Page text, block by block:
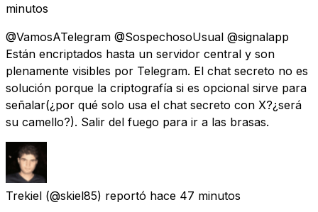
minutos
@VamosATelegram @SospechosoUsual @signalapp
Están encriptados hasta un servidor central y son
plenamente visibles por Telegram. El chat secreto no es
solución porque la criptografía si es opcional sirve para
señalar(¿por qué solo usa el chat secreto con X?¿será
su camello?). Salir del fuego para ir a las brasas.
Trekiel (@skiel85) reportó hace 47 minutos